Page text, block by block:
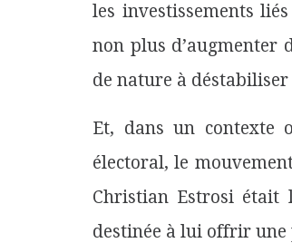
les investissements
non plus d’augmenter
de nature à
Et, dans un contexte
électoral, le
Christian Estrosi était
destinée à lui offrir